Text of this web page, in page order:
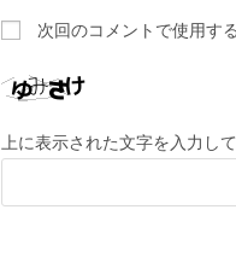
次回のコメントで使用す
上に表示された文字を入力して